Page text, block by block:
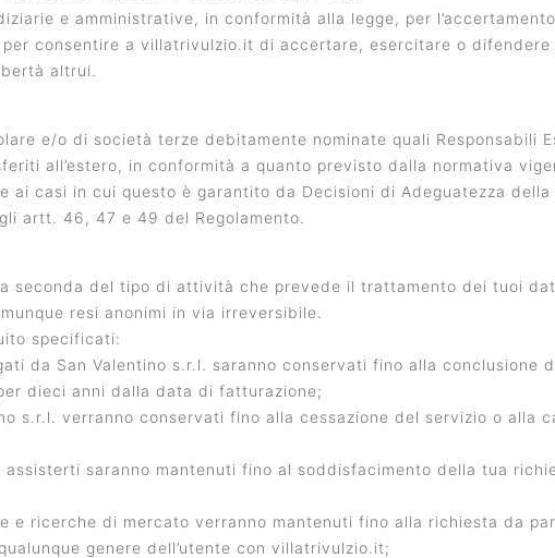
e amministrative, in conformità alla legge, per
consentire a villatrivulzio.it di accertare, esercitare o
altrui.
e/o di società terze debitamente nominate quali Responsabili
all’estero, in conformità a quanto previsto dalla normativa
ai casi in cui questo è garantito da Decisioni di Adeguatezza della
artt. 46, 47 e 49 del Regolamento.
seconda del tipo di attività che prevede il trattamento dei tuoi
resi anonimi in via irreversibile.
specificati:
da San Valentino s.r.l. saranno conservati fino alla conclusione
dieci anni dalla data di fatturazione;
verranno conservati fino alla cessazione del servizio o alla
saranno mantenuti fino al soddisfacimento della tua
ricerche di mercato verranno mantenuti fino alla richiesta da
genere dell’utente con villatrivulzio.it;